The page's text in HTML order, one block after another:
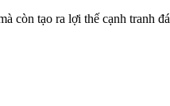
tạo ra lợi thế cạnh tranh